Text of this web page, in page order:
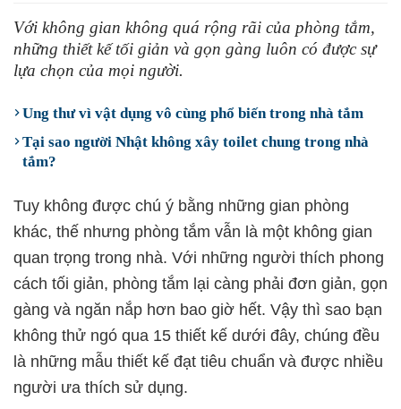
Với không gian không quá rộng rãi của phòng tắm,
những thiết kế tối giản và gọn gàng luôn có được sự
lựa chọn của mọi người.
Ung thư vì vật dụng vô cùng phổ biến trong nhà tắm
Tại sao người Nhật không xây toilet chung trong nhà
tắm?
Tuy không được chú ý bằng những gian phòng
khác, thế nhưng phòng tắm vẫn là một không gian
quan trọng trong nhà. Với những người thích phong
cách tối giản, phòng tắm lại càng phải đơn giản, gọn
gàng và ngăn nắp hơn bao giờ hết. Vậy thì sao bạn
không thử ngó qua 15 thiết kế dưới đây, chúng đều
là những mẫu thiết kế đạt tiêu chuẩn và được nhiều
người ưa thích sử dụng.